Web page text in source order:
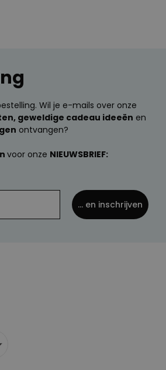
Wil je e-mails over onze
geweldige cadeau ideeën en
ontvangen?
voor onze NIEUWSBRIEF:
... en inschrijven